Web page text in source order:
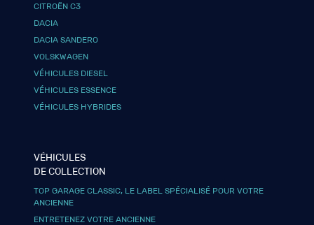
CITROËN C3
DACIA
DACIA SANDERO
VOLSKWAGEN
VÉHICULES DIESEL
VÉHICULES ESSENCE
VÉHICULES HYBRIDES
VÉHICULES
DE COLLECTION
TOP GARAGE CLASSIC, LE LABEL SPÉCIALISÉ POUR VOTRE
ANCIENNE
ENTRETENEZ VOTRE ANCIENNE